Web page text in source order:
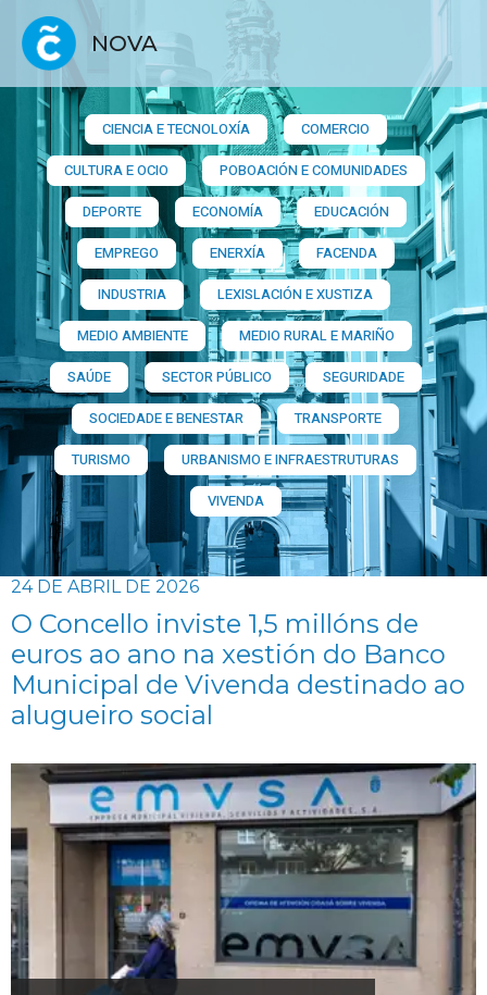
NOVA
CIENCIA E TECNOLOXÍA
COMERCIO
CULTURA E OCIO
POBOACIÓN E COMUNIDADES
DEPORTE
ECONOMÍA
EDUCACIÓN
EMPREGO
ENERXÍA
FACENDA
INDUSTRIA
LEXISLACIÓN E XUSTIZA
MEDIO AMBIENTE
MEDIO RURAL E MARIÑO
SAÚDE
SECTOR PÚBLICO
SEGURIDADE
SOCIEDADE E BENESTAR
TRANSPORTE
TURISMO
URBANISMO E INFRAESTRUTURAS
VIVENDA
24 DE ABRIL DE 2026
O Concello inviste 1,5 millóns de
euros ao ano na xestión do Banco
Municipal de Vivenda destinado ao
alugueiro social